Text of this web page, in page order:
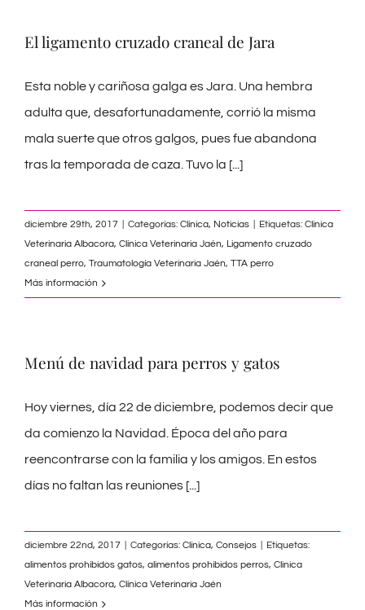
El ligamento cruzado craneal de Jara
Esta noble y cariñosa galga es Jara. Una hembra
adulta que, desafortunadamente, corrió la misma
mala suerte que otros galgos, pues fue abandona
tras la temporada de caza. Tuvo la [...]
diciembre 29th, 2017 Categorías: Clínica, Noticias Etiquetas: Clinica
Veterinaria Albacora, Clínica Veterinaria Jaén, Ligamento cruzado
craneal perro, Traumatología Veterinaria Jaén, TTA perro
Más información
Menú de navidad para perros y gatos
Hoy viernes, día 22 de diciembre, podemos decir que
da comienzo la Navidad. Época del año para
reencontrarse con la familia y los amigos. En estos
días no faltan las reuniones [...]
diciembre 22nd, 2017 Categorías: Clínica, Consejos
Etiquetas:
alimentos prohibidos gatos, alimentos prohibidos perros, Clinica
Veterinaria Albacora, Clínica Veterinaria Jaén
Más información